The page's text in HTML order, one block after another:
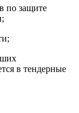
по защите
в тендерные